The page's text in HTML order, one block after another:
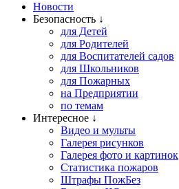
Новости
Безопасность ↓
для Детей
для Родителей
для Воспитателей садов
для Школьников
для Пожарных
на Предприятии
по темам
Интересное ↓
Видео и мульты
Галерея рисунков
Галерея фото и картинок
Статистика пожаров
Штрафы ПожБез